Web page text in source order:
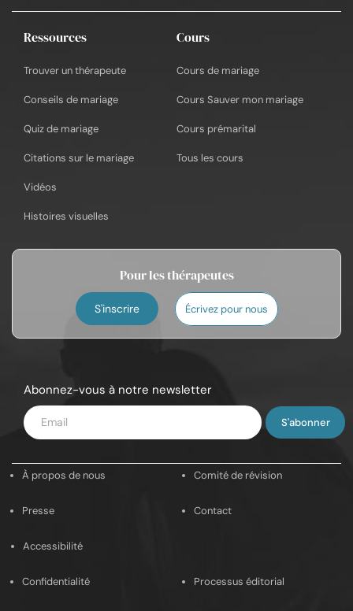
Ressources
Trouver un thérapeute
Conseils de mariage
Quiz de mariage
Citations sur le mariage
Vidéos
Histoires visuelles
Cours
Cours de mariage
Cours Sauver mon mariage
Cours prémarital
Tous les cours
Pour les thérapeutes
S'inscrire Écrivez pour nous
Abonnez-vous à notre newsletter
Saisissez
votre
mail
À propos de nous Comité de révision
Presse Contact
Accessibilité
Confidentialité Processus éditorial